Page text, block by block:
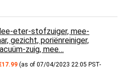
eter-stofzuiger, mee-
gezicht, poriënreiniger,
zuig, mee…
17.99 (as of 07/04/2023 22:05 PST-